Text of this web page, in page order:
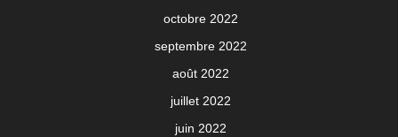
octobre 2022
septembre 2022
août 2022
juillet 2022
juin 2022